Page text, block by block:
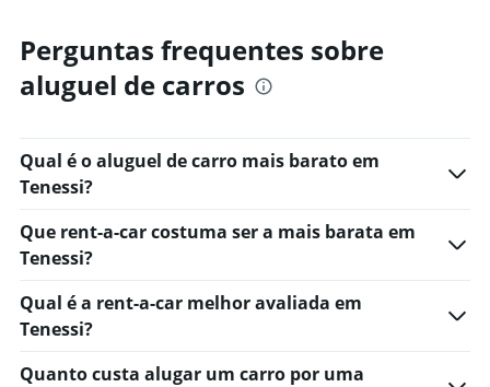
Perguntas frequentes sobre
aluguel de carros
Qual é o aluguel de carro mais barato em
Tenessi?
Que rent-a-car costuma ser a mais barata em
Tenessi?
Qual é a rent-a-car melhor avaliada em
Tenessi?
Quanto custa alugar um carro por uma